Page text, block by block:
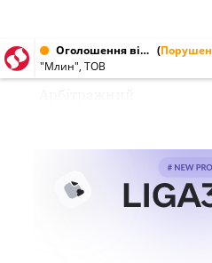
Оголошення від 29.09.1998 (
"Млин", ТОВ